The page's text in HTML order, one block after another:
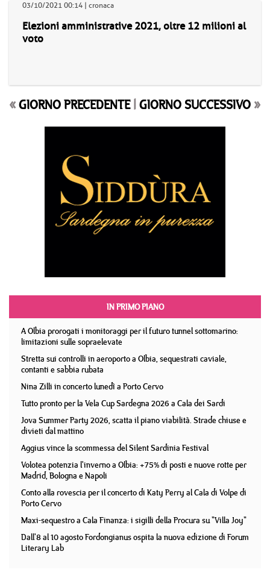
03/10/2021 00:14 | cronaca
Elezioni amministrative 2021, oltre 12 milioni al
voto
«GIORNO PRECEDENTE|GIORNO SUCCESSIVO »
IN PRIMO PIANO
A Olbia prorogati i monitoraggi per il futuro tunnel sottomarino:
limitazioni sulle sopraelevate
Stretta sui controlli in aeroporto a Olbia, sequestrati caviale,
contanti e sabbia rubata
Nina Zilli in concerto lunedì a Porto Cervo
Tutto pronto per la Vela Cup Sardegna 2026 a Cala dei Sardi
Jova Summer Party 2026, scatta il piano viabilità. Strade chiuse e
divieti dal mattino
Aggius vince la scommessa del Silent Sardinia Festival
Volotea potenzia l'inverno a Olbia: +75% di posti e nuove rotte per
Madrid, Bologna e Napoli
Conto alla rovescia per il concerto di Katy Perry al Cala di Volpe di
Porto Cervo
Maxi-sequestro a Cala Finanza: i sigilli della Procura su "Villa Joy"
Dall'8 al 10 agosto Fordongianus ospita la nuova edizione di Forum
Literary Lab